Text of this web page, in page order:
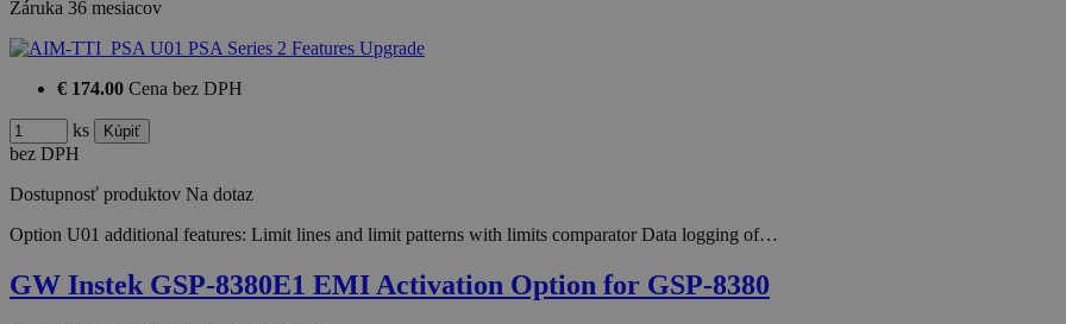
Záruka 36 mesiacov
€ 174.00 Cena bez DPH
ks
bez DPH
Dostupnosť produktov Na dotaz
Option U01 additional features: Limit lines and limit patterns with limits comparator Data logging of…
GW Instek GSP-8380E1 EMI Activation Option for GSP-8380